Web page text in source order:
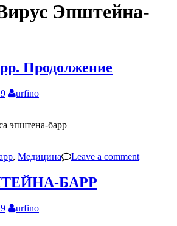
Эпштейна-
Продолжение
urfino
эпштена-барр
, Медицина Leave a comment
БАРР
urfino